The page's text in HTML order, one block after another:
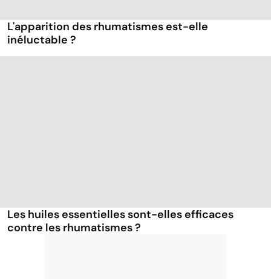
L'apparition des rhumatismes est-elle
inéluctable ?
Les huiles essentielles sont-elles efficaces
contre les rhumatismes ?